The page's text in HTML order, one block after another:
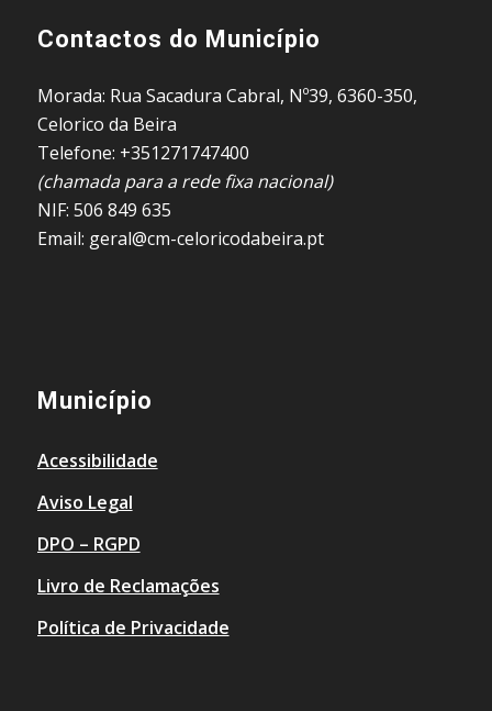
Contactos do Município
Morada: Rua Sacadura Cabral, Nº39, 6360-350,
Celorico da Beira
Telefone: +351271747400
(chamada para a rede fixa nacional)
NIF: 506 849 635
Email: geral@cm-celoricodabeira.pt
Município
Acessibilidade
Aviso Legal
DPO – RGPD
Livro de Reclamações
Política de Privacidade